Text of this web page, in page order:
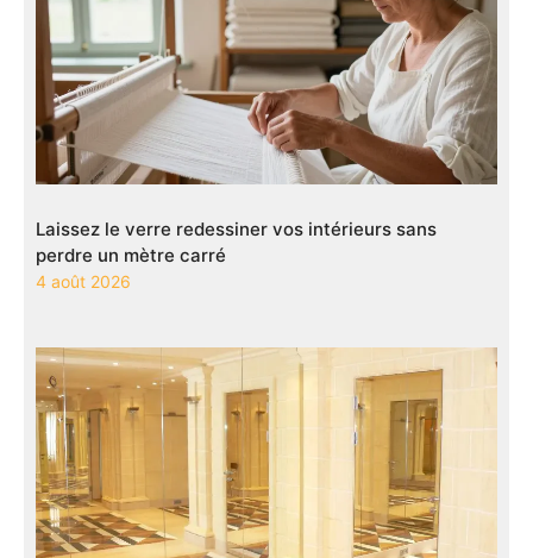
Laissez le verre redessiner vos intérieurs sans
perdre un mètre carré
4 août 2026